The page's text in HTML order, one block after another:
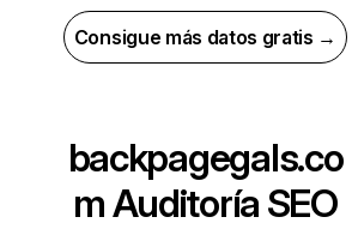
Consigue más datos gratis →
backpagegals.co
mAuditoría SEO